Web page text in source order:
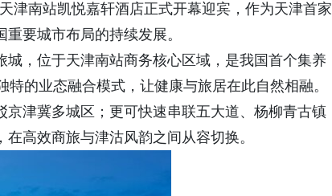
津南站凯悦嘉轩酒店正式开幕迎宾，作为天津首家
要城市布局的持续发展。
，位于天津南站商务核心区域，是我国首个集养
的业态融合模式，让健康与旅居在此自然相融。
津冀多城区；更可快速串联五大道、杨柳青古镇
高效商旅与津沽风韵之间从容切换。